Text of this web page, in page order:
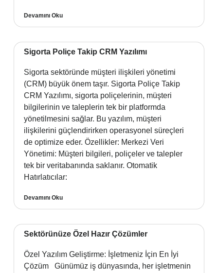
Devamını Oku
Sigorta Poliçe Takip CRM Yazılımı
Sigorta sektöründe müşteri ilişkileri yönetimi
(CRM) büyük önem taşır. Sigorta Poliçe Takip
CRM Yazılımı, sigorta poliçelerinin, müşteri
bilgilerinin ve taleplerin tek bir platformda
yönetilmesini sağlar. Bu yazılım, müşteri
ilişkilerini güçlendirirken operasyonel süreçleri
de optimize eder. Özellikler: Merkezi Veri
Yönetimi: Müşteri bilgileri, poliçeler ve talepler
tek bir veritabanında saklanır. Otomatik
Hatırlatıcılar:
Devamını Oku
Sektörünüze Özel Hazır Çözümler
Özel Yazılım Geliştirme: İşletmeniz İçin En İyi
Çözüm Günümüz iş dünyasında, her işletmenin